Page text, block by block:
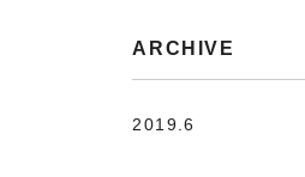
ARCHIVE
2019.6